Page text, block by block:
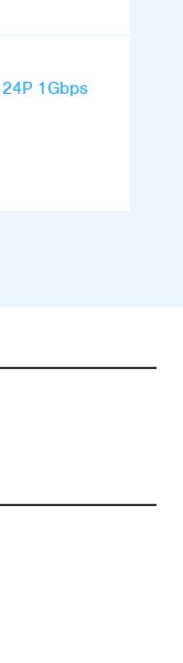
1Gbps